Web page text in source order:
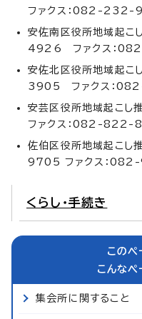
ファクス：082-232-
安佐南区役所地域起
4926 ファクス：
安佐北区役所地域起
3905 ファクス：
安芸区役所地域起
ファクス：082-822-
佐伯区役所地域起こ
9705 ファクス：
くらし・手続き
このペ
こんなペ
集会所に関すること